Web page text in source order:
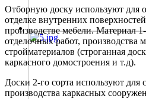
Отборную доску используют для
отделке внутренних
производстве мебели. Материал
отделочных работ, производства
стройматериалов (строганная
каркасного домостроения и т.д).
Доски 2-го сорта используют для
производства каркасных